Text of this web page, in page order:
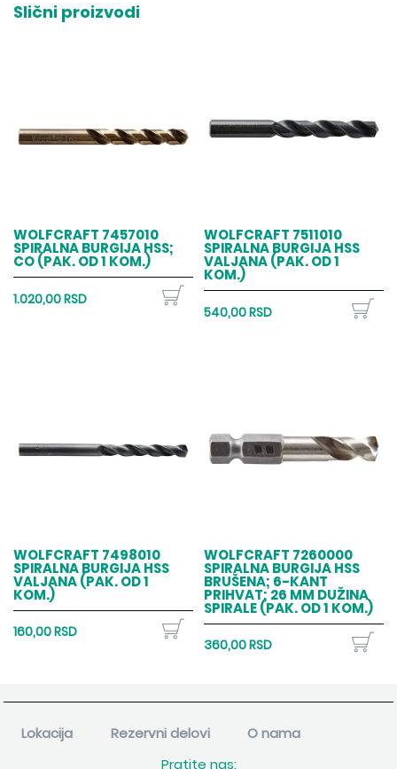
Slični proizvodi
WOLFCRAFT 7457010
SPIRALNA BURGIJA HSS;
CO (PAK. OD 1 KOM.)
1.020,00 RSD
WOLFCRAFT 7511010
SPIRALNA BURGIJA HSS
VALJANA (PAK. OD 1
KOM.)
540,00 RSD
WOLFCRAFT 7498010
SPIRALNA BURGIJA HSS
VALJANA (PAK. OD 1
KOM.)
160,00 RSD
WOLFCRAFT 7260000
SPIRALNA BURGIJA HSS
BRUŠENA; 6-KANT
PRIHVAT; 26 MM DUŽINA
SPIRALE (PAK. OD 1 KOM.)
360,00 RSD
Lokacija Rezervni delovi
O nama
Pratite nas: